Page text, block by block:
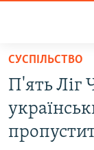
Перейти
основного
матеріалу
Перейти
до
НОВИНИ
ВІДЕО ТА ФОТО
СУСПІЛЬСТВО
П'ять Ліг